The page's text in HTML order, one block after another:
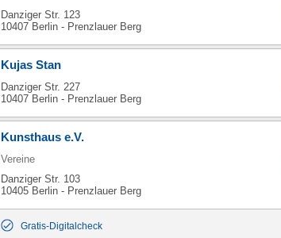
Danziger Str. 123
10407 Berlin - Prenzlauer Berg
Kujas Stan
Danziger Str. 227
10407 Berlin - Prenzlauer Berg
Kunsthaus e.V.
Vereine
Danziger Str. 103
10405 Berlin - Prenzlauer Berg
Gratis-Digitalcheck